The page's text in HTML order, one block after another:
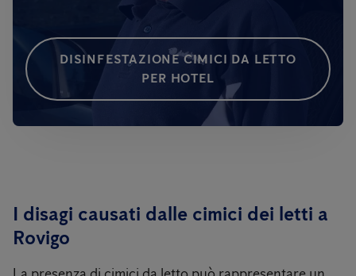
DISINFESTAZIONE CIMICI DA LETTO
PER HOTEL
I disagi causati dalle cimici dei letti a
Rovigo